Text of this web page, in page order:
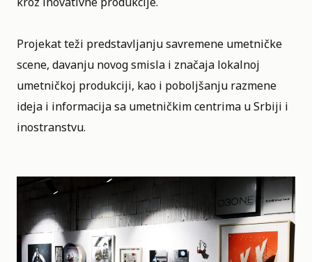
Projekat teži predstavljanju savremene umetničke
scene, davanju novog smisla i značaja lokalnoj
umetničkoj produkciji, kao i poboljšanju razmene
ideja i informacija sa umetničkim centrima u Srbiji i
inostranstvu.